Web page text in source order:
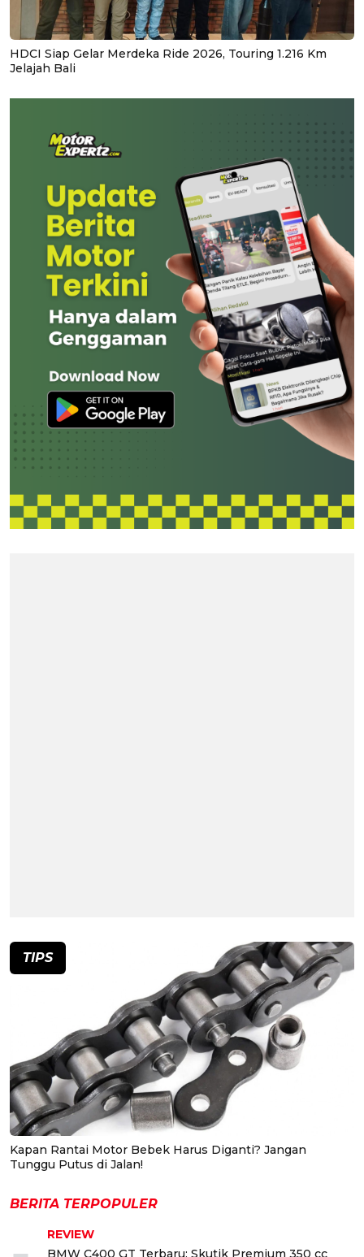
HDCI Siap Gelar Merdeka Ride 2026, Touring 1.216 Km
Jelajah Bali
TIPS
Kapan Rantai Motor Bebek Harus Diganti? Jangan
Tunggu Putus di Jalan!
BERITA TERPOPULER
REVIEW
BMW C400 GT Terbaru: Skutik Premium 350 cc